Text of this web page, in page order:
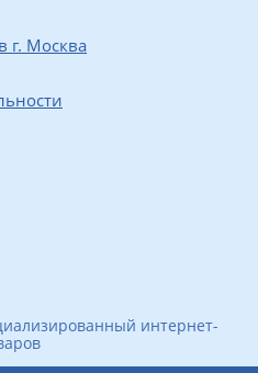
г. Москва
интернет-